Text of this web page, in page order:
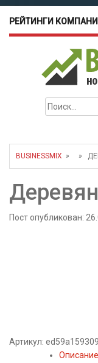
РЕЙТИНГИ
Найти:
BUSINESSMIX » »
Пост опубликован:
Артикул:
Описание